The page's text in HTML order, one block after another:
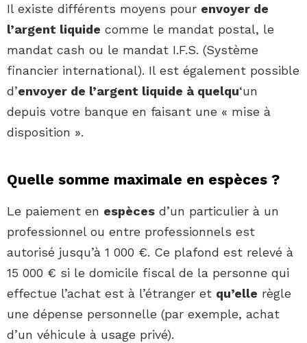
Il existe différents moyens pour envoyer de
l’argent liquide comme le mandat postal, le
mandat cash ou le mandat I.F.S. (Système
financier international). Il est également possible
d’envoyer de l’argent liquide à quelqu‘un
depuis votre banque en faisant une « mise à
disposition ».
Quelle somme maximale en espèces ?
Le paiement en espèces d’un particulier à un
professionnel ou entre professionnels est
autorisé jusqu’à 1 000 €. Ce plafond est relevé à
15 000 € si le domicile fiscal de la personne qui
effectue l’achat est à l’étranger et qu’elle règle
une dépense personnelle (par exemple, achat
d’un véhicule à usage privé).